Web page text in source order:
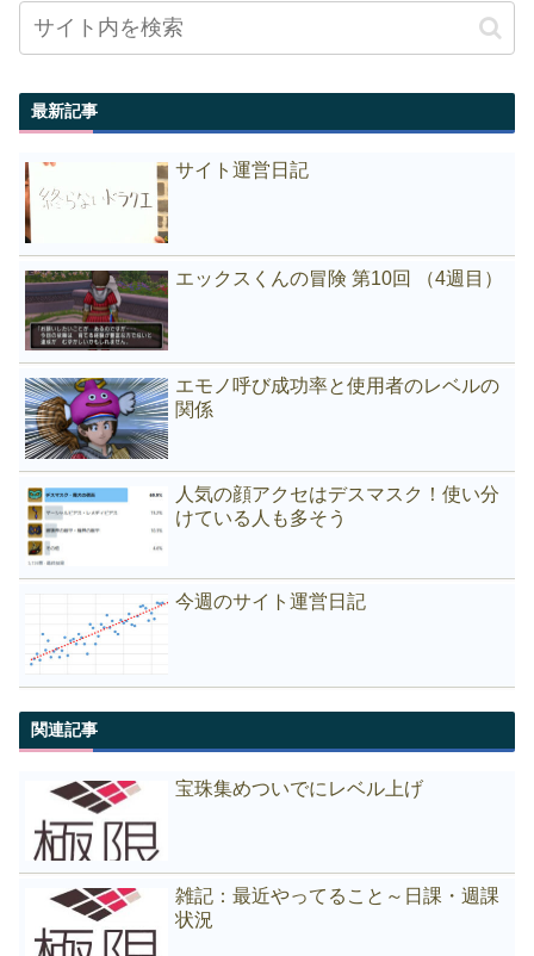
最新記事
サイト運営日記
エックスくんの冒険 第10回 （4週目）
エモノ呼び成功率と使用者のレベルの
関係
人気の顔アクセはデスマスク！使い分
けている人も多そう
今週のサイト運営日記
関連記事
宝珠集めついでにレベル上げ
雑記：最近やってること～日課・週課
状況